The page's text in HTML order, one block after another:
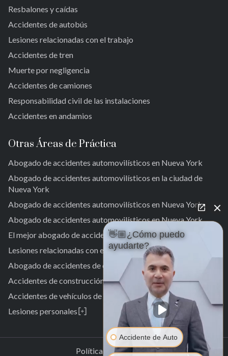
Alturas de Cambria
San Albano
Jamaica
Rockaway lejana
Brookville
Warnerville
Resbalones y caídas
Accidentes de autobús
Lesiones relacionadas con el trabajo
Accidentes de tren
Muerte por negligencia
Accidentes de camiones
Responsabilidad civil de las instalaciones
Accidentes en andamios
Otras Áreas de Práctica
Abogado de accidentes automovilísticos en Nueva York
Abogado de accidentes automovilísticos en la ciudad de
Nueva York
Abogado de accidentes automovilísticos en Nueva York
Abogado de accidentes automovilísticos en Nueva York
El mejor abogado de accidentes de tráfico en Nueva York.
Lesiones relacionadas con el trabajo
Abogado de accidentes de camiones en Nueva York
Accidentes de construcción
Accidentes de vehículos de motor
Lesiones personales
Abogado especializado en lesiones personales
Abogado especializado en accidentes de peatones
Política de Privacidad
👋🏼¿Cómo puedo
ayudarte?
Accidente de Auto